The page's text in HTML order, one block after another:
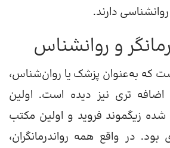
دارند.
و روانشناس
که به‌عنوان پزشک یا روان‌شناس،
تری نیز دیده است. اولین
شده زیگموند فروید و اولین مکتب
بود. در واقع همه رواندرمانگران،